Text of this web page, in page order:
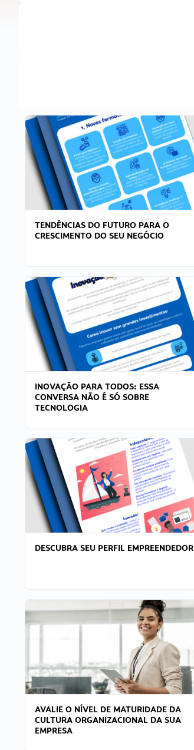
TENDÊNCIAS DO FUTURO PARA O
CRESCIMENTO DO SEU NEGÓCIO
INOVAÇÃO PARA TODOS: ESSA
CONVERSA NÃO É SÓ SOBRE
TECNOLOGIA
DESCUBRA SEU PERFIL EMPREENDEDOR
AVALIE O NÍVEL DE MATURIDADE DA
CULTURA ORGANIZACIONAL DA SUA
EMPRESA